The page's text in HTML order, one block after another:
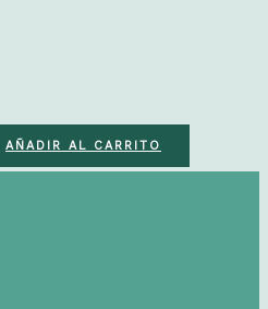
AÑADIR AL CARRITO